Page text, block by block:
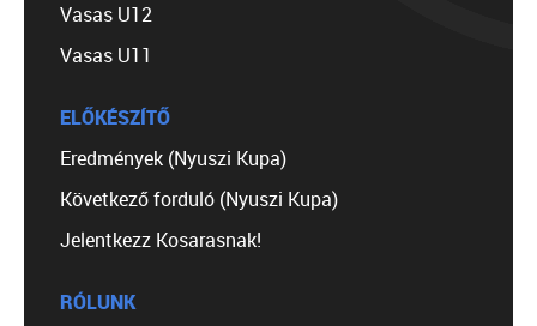
Vasas U12
Vasas U11
ELŐKÉSZÍTŐ
Eredmények (Nyuszi Kupa)
Következő forduló (Nyuszi Kupa)
Jelentkezz Kosarasnak!
RÓLUNK